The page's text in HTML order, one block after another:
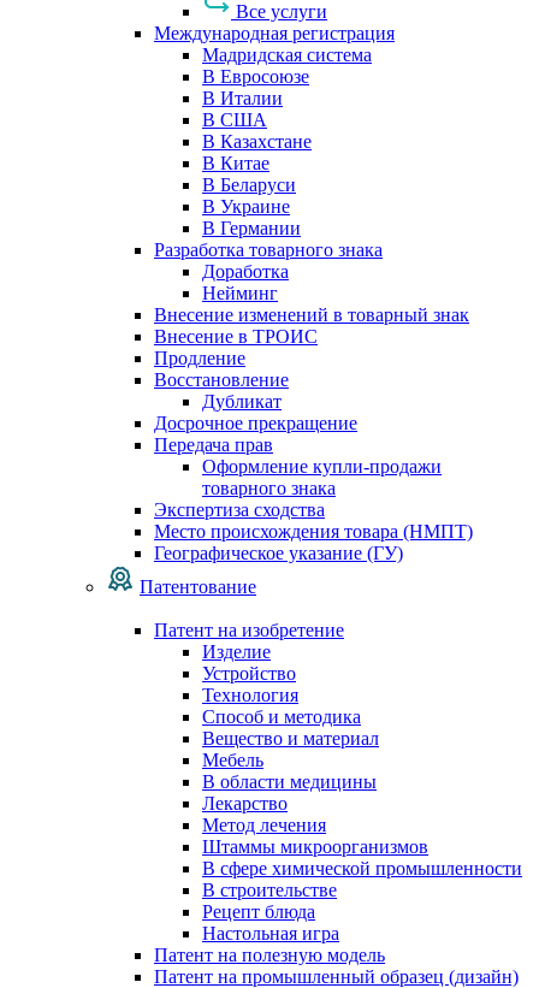
Все услуги
Международная регистрация
Мадридская система
В Евросоюзе
В Италии
В США
В Казахстане
В Китае
В Беларуси
В Украине
В Германии
Разработка товарного знака
Доработка
Нейминг
Внесение изменений в товарный знак
Внесение в ТРОИС
Продление
Восстановление
Дубликат
Досрочное прекращение
Передача прав
Оформление купли-продажи
товарного знака
Экспертиза сходства
Место происхождения товара (НМПТ)
Географическое указание (ГУ)
Патентование
Патент на изобретение
Изделие
Устройство
Технология
Способ и методика
Вещество и материал
Мебель
В области медицины
Лекарство
Метод лечения
Штаммы микроорганизмов
В сфере химической промышленности
В строительстве
Рецепт блюда
Настольная игра
Патент на полезную модель
Патент на промышленный образец (дизайн)